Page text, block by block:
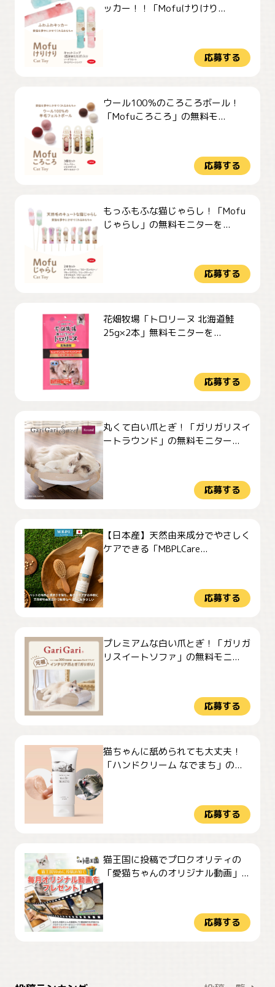
ッカー！！「Mofuけりけり...
応募する
ウール100％のころころボール！
「Mofuころころ」の無料モ...
応募する
もっふもふな猫じゃらし！「Mofu
じゃらし」の無料モニターを...
応募する
花畑牧場「トロリーヌ 北海道鮭
25g×2本」無料モニターを...
応募する
丸くて白い爪とぎ！「ガリガリスイ
ートラウンド」の無料モニター...
応募する
【日本産】天然由来成分でやさしく
ケアできる「MBPLCare...
応募する
プレミアムな白い爪とぎ！「ガリガ
リスイートソファ」の無料モニ...
応募する
猫ちゃんに舐められても大丈夫！
「ハンドクリーム なでまち」の...
応募する
猫王国に投稿でプロクオリティの
「愛猫ちゃんのオリジナル動画」...
応募する